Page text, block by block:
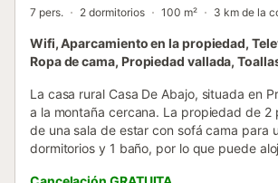
7 pers. 2 dormitorios 100 m² 3 km de la
Wifi, Aparcamiento en la propiedad,
Ropa de cama, Propiedad vallada,
La casa rural Casa De Abajo, situada en
a la montaña cercana. La propiedad de 2
de una sala de estar con sofá cama para
dormitorios y 1 baño, por lo que puede